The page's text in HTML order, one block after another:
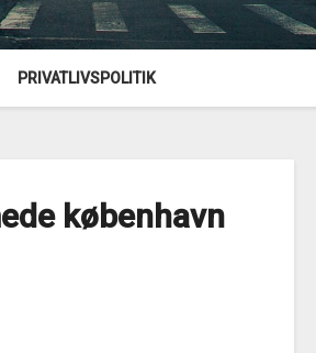
PRIVATLIVSPOLITIK
københavn